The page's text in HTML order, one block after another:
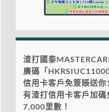
渣打國泰
廣碼「
信用卡客戶免簽賬送
有渣打信用卡客戶加碼
7,000里數！